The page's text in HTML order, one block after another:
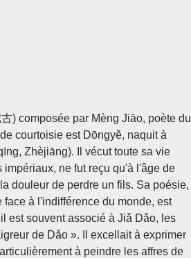
) composée par Mèng Jiāo, poète du
courtoisie est Dōngyě, naquit à
Zhèjiāng). Il vécut toute sa vie
ne fut reçu qu'à l'âge de
douleur de perdre un fils. Sa poésie,
à l'indifférence du monde, est
est souvent associé à Jiǎ Dǎo, les
de Dǎo ». Il excellait à exprimer
à peindre les affres de